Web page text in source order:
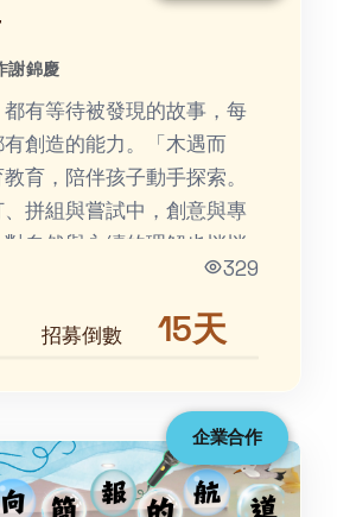
謝錦慶
有等待被發現的故事，每
創造的能力。「木遇而
育，陪伴孩子動手探索。
拼組與嘗試中，創意與專
329
招募倒數 15天
企業合作